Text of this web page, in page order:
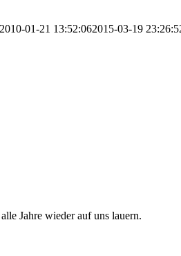
2010-01-21 13:52:062015-03-19
Jahre wieder auf uns lauern.